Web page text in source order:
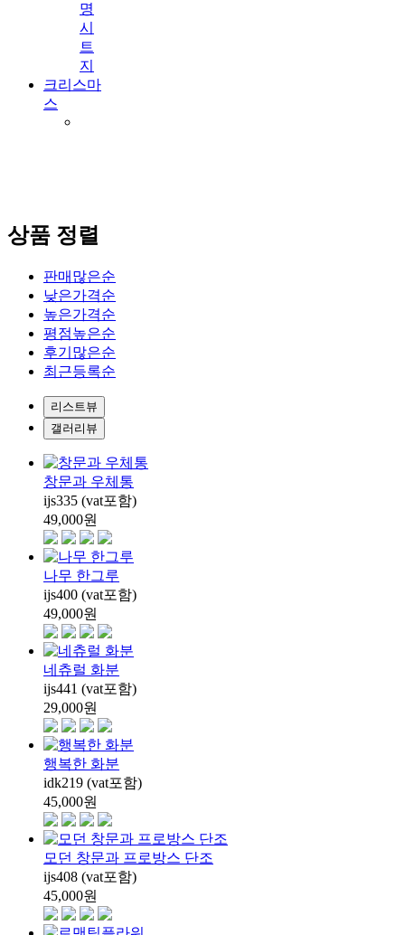
명
시
트
지
크리스마
스
상품 정렬
판매많은순
낮은가격순
높은가격순
평점높은순
후기많은순
최근등록순
리스트뷰
갤러리뷰
창문과 우체통
ijs335 (vat포함)
49,000원
나무 한그루
ijs400 (vat포함)
49,000원
네츄럴 화분
ijs441 (vat포함)
29,000원
행복한 화분
idk219 (vat포함)
45,000원
모던 창문과 프로방스 단조
ijs408 (vat포함)
45,000원